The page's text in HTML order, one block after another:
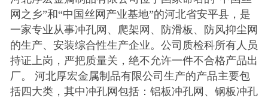
网之乡”和“中国丝网产业基地”的河北省安平县，是
一家专业从事冲孔网、爬架网、防滑板、防风抑尘网
的生产、安装综合性生产企业。公司质检科所有人员
持证上岗，严把质量关，绝不允许一件不合格产品出
厂。 河北厚宏金属制品有限公司生产的产品主要包
括四大类，其中冲孔网包括：铝板冲孔网、钢板冲孔